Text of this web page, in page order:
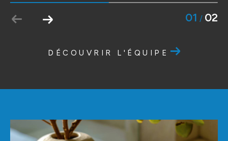
01 / 02
DÉCOUVRIR L'ÉQUIPE